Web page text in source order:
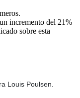
incremento del 21%
sobre esta
Louis Poulsen.